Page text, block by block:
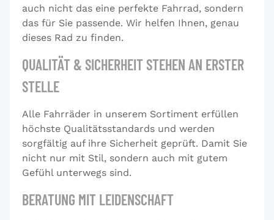
auch nicht das eine perfekte Fahrrad, sondern
das für Sie passende. Wir helfen Ihnen, genau
dieses Rad zu finden.
QUALITÄT & SICHERHEIT STEHEN AN ERSTER
STELLE
Alle Fahrräder in unserem Sortiment erfüllen
höchste Qualitätsstandards und werden
sorgfältig auf ihre Sicherheit geprüft. Damit Sie
nicht nur mit Stil, sondern auch mit gutem
Gefühl unterwegs sind.
BERATUNG MIT LEIDENSCHAFT